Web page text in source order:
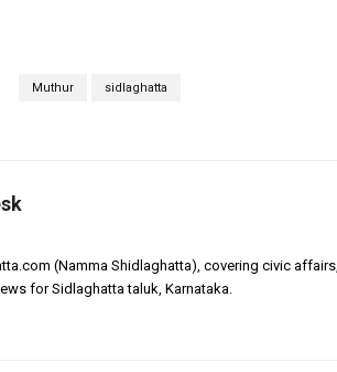
Muthur sidlaghatta
(Namma Shidlaghatta), covering civic
for Sidlaghatta taluk, Karnataka.